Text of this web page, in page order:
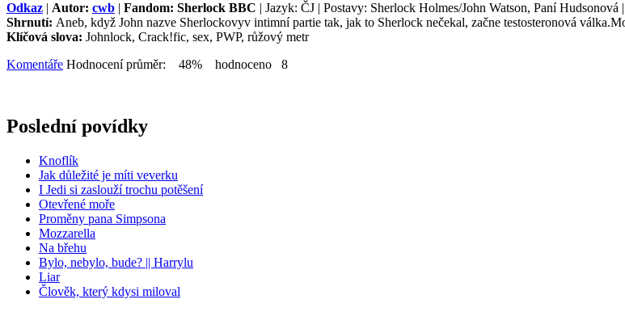
Odkaz | Autor: cwb | Fandom: Sherlock BBC | Jazyk: ČJ | Postavy: Sherlock Holmes/John Watson, Paní
Shrnutí: Aneb, když John nazve Sherlockovyv intimní partie tak, jak to Sherlock nečekal, začne testosteronová
Klíčová slova: Johnlock, Crack!fic, sex, PWP, růžový metr
Komentáře Hodnocení průměr: 48% hodnoceno 8
Poslední povídky
Knoflík
Jak důležité je míti veverku
I Jedi si zaslouží trochu potěšení
Otevřené moře
Proměny pana Simpsona
Mozzarella
Na břehu
Bylo, nebylo, bude? || Harrylu
Liar
Člověk, který kdysi miloval